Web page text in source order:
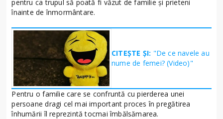
pentru ca trupul să poată fi văzut de familie și prieteni
înainte de înmormântare.
CITEȘTE ȘI: "De ce navele au
nume de femei? (Video)"
Pentru o familie care se confruntă cu pierderea unei
persoane dragi cel mai important proces în pregătirea
înhumării îl reprezintă tocmai îmbălsămarea.